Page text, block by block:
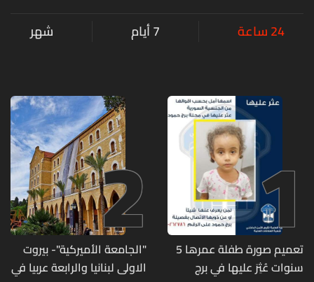
24 ساعة 7 أيام شهر
1
تعميم صورة طفلة عمرها 5
سنوات عُثِرَ عليها في برج
2
"الجامعة الأميركية"- بيروت
الاولى لبنانيا والرابعة عربيا في